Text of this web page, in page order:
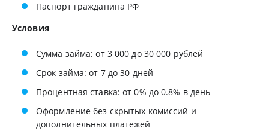
Паспорт гражданина РФ
Условия
Сумма займа: от 3 000 до 30 000 рублей
Срок займа: от 7 до 30 дней
Процентная ставка: от 0% до 0.8% в день
Оформление без скрытых комиссий и
дополнительных платежей